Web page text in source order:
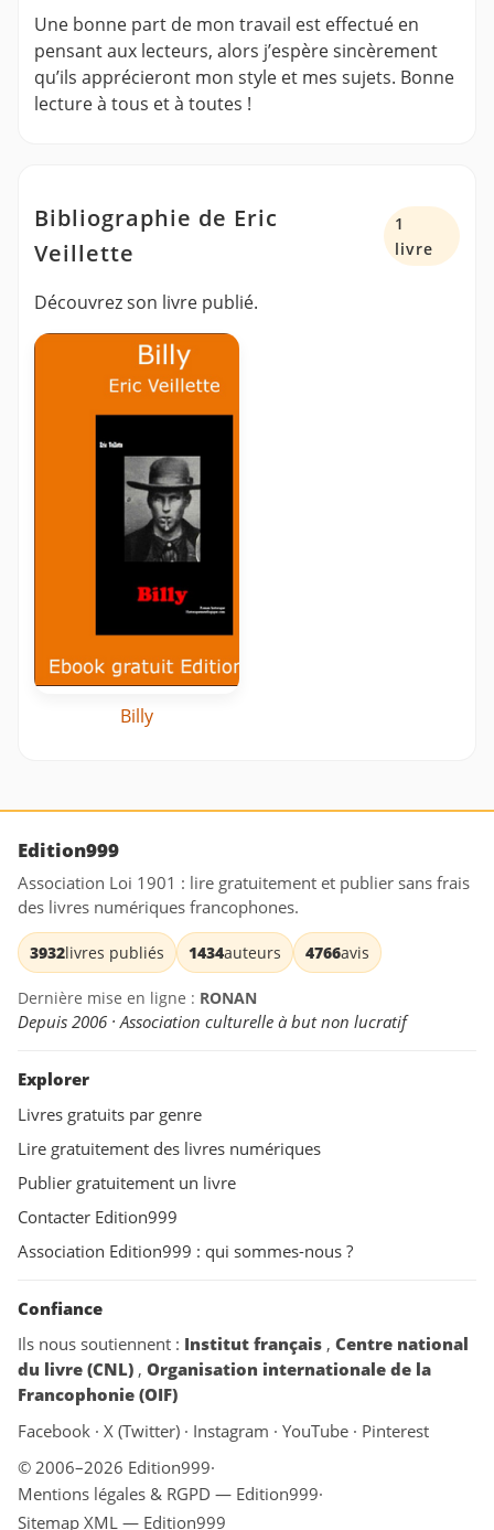
Une bonne part de mon travail est effectué en
pensant aux lecteurs, alors j’espère sincèrement
qu’ils apprécieront mon style et mes sujets. Bonne
lecture à tous et à toutes !
Bibliographie de Eric
Veillette
1
livre
Découvrez son livre publié.
Billy
Edition999
Association Loi 1901 : lire gratuitement et publier sans frais
des livres numériques francophones.
3932livres publiés 1434auteurs 4766avis
Dernière mise en ligne : RONAN
Depuis 2006 · Association culturelle à but non lucratif
Explorer
Livres gratuits par genre
Lire gratuitement des livres numériques
Publier gratuitement un livre
Contacter Edition999
Association Edition999 : qui sommes-nous ?
Confiance
Ils nous soutiennent : Institut français , Centre national
du livre (CNL) , Organisation internationale de la
Francophonie (OIF)
Facebook · X (Twitter) · Instagram · YouTube · Pinterest
© 2006–2026 Edition999·
Mentions légales & RGPD — Edition999·
Sitemap XML — Edition999